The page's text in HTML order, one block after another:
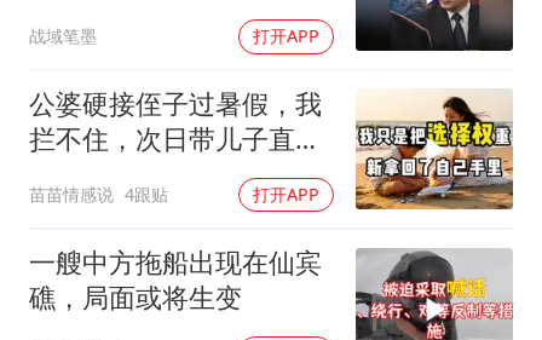
战域笔墨 打开APP
公婆硬接侄子过暑假，我
拦不住，次日带儿子直飞
苗苗情感说 4跟贴 打开APP
一艘中方拖船出现在仙宾
礁，局面或将生变